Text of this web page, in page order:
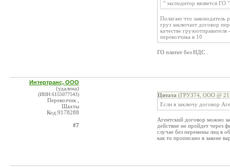
" экспедитор является
Полагаю что законодатель
груз заключает договор
качестве
перевозчика в 10
ГО платит без НДС .
Интертранс, ООО
(удалена)
(ИНН:6155077543)
Перевозчик ,
Шахты
Код:9178288
#7
Цитата (ГРУЗ74, ООО @
Если я заключу договор
Агентский договор можно
действие не пройдет через
случае без перемены лиц в
как то прописано в законе